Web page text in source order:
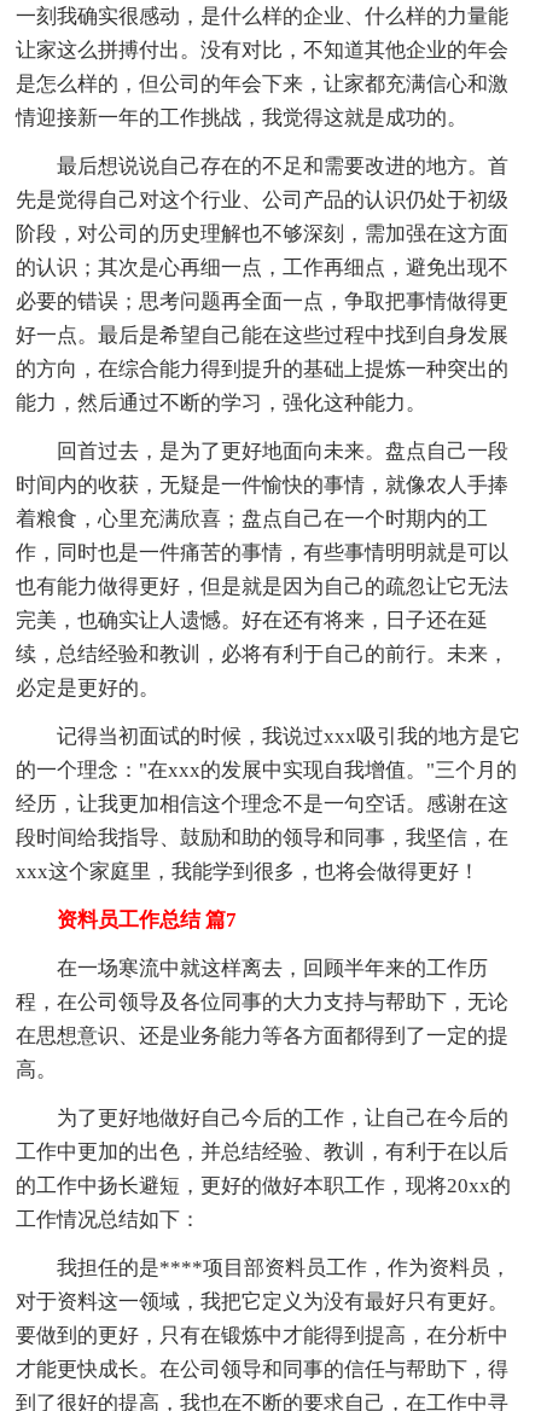
一刻我确实很感动，是什么样的企业、什么样的力量能
让家这么拼搏付出。没有对比，不知道其他企业的年会
是怎么样的，但公司的年会下来，让家都充满信心和激
情迎接新一年的工作挑战，我觉得这就是成功的。
最后想说说自己存在的不足和需要改进的地方。首
先是觉得自己对这个行业、公司产品的认识仍处于初级
阶段，对公司的历史理解也不够深刻，需加强在这方面
的认识；其次是心再细一点，工作再细点，避免出现不
必要的错误；思考问题再全面一点，争取把事情做得更
好一点。最后是希望自己能在这些过程中找到自身发展
的方向，在综合能力得到提升的基础上提炼一种突出的
能力，然后通过不断的学习，强化这种能力。
回首过去，是为了更好地面向未来。盘点自己一段
时间内的收获，无疑是一件愉快的事情，就像农人手捧
着粮食，心里充满欣喜；盘点自己在一个时期内的工
作，同时也是一件痛苦的事情，有些事情明明就是可以
也有能力做得更好，但是就是因为自己的疏忽让它无法
完美，也确实让人遗憾。好在还有将来，日子还在延
续，总结经验和教训，必将有利于自己的前行。未来，
必定是更好的。
记得当初面试的时候，我说过xxx吸引我的地方是它
的一个理念："在xxx的发展中实现自我增值。"三个月的
经历，让我更加相信这个理念不是一句空话。感谢在这
段时间给我指导、鼓励和助的领导和同事，我坚信，在
xxx这个家庭里，我能学到很多，也将会做得更好！
资料员工作总结 篇7
在一场寒流中就这样离去，回顾半年来的工作历
程，在公司领导及各位同事的大力支持与帮助下，无论
在思想意识、还是业务能力等各方面都得到了一定的提
高。
为了更好地做好自己今后的工作，让自己在今后的
工作中更加的出色，并总结经验、教训，有利于在以后
的工作中扬长避短，更好的做好本职工作，现将20xx的
工作情况总结如下：
我担任的是****项目部资料员工作，作为资料员，
对于资料这一领域，我把它定义为没有最好只有更好。
要做到的更好，只有在锻炼中才能得到提高，在分析中
才能更快成长。在公司领导和同事的信任与帮助下，得
到了很好的提高，我也在不断的要求自己，在工作中寻